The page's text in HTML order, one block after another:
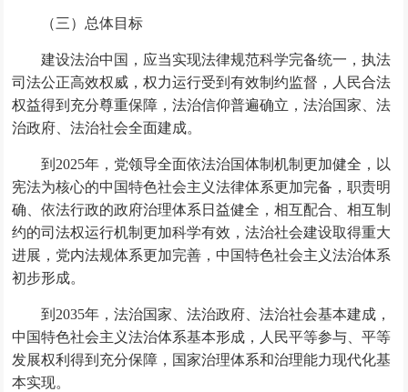
（三）总体目标
建设法治中国，应当实现法律规范科学完备统一，执法
司法公正高效权威，权力运行受到有效制约监督，人民合法
权益得到充分尊重保障，法治信仰普遍确立，法治国家、法
治政府、法治社会全面建成。
到2025年，党领导全面依法治国体制机制更加健全，以
宪法为核心的中国特色社会主义法律体系更加完备，职责明
确、依法行政的政府治理体系日益健全，相互配合、相互制
约的司法权运行机制更加科学有效，法治社会建设取得重大
进展，党内法规体系更加完善，中国特色社会主义法治体系
初步形成。
到2035年，法治国家、法治政府、法治社会基本建成，
中国特色社会主义法治体系基本形成，人民平等参与、平等
发展权利得到充分保障，国家治理体系和治理能力现代化基
本实现。